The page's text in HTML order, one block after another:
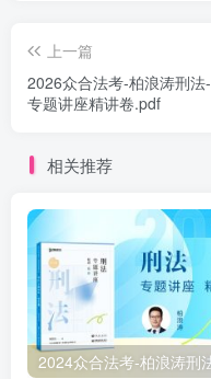
上一篇
2026众合法考-柏浪涛刑法-
专题讲座精讲卷.pdf
相关推荐